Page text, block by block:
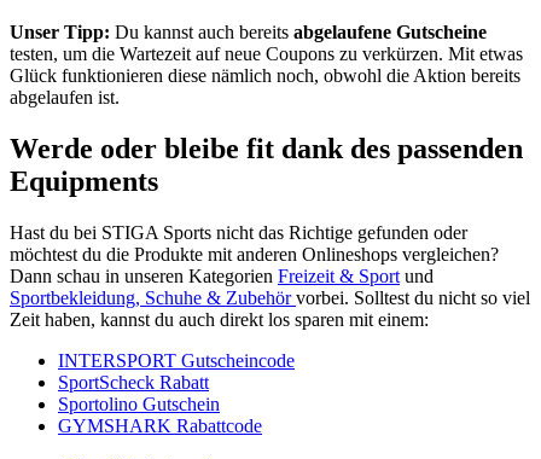
Unser Tipp: Du kannst auch bereits abgelaufene Gutscheine
testen, um die Wartezeit auf neue Coupons zu verkürzen. Mit etwas
Glück funktionieren diese nämlich noch, obwohl die Aktion bereits
abgelaufen ist.
Werde oder bleibe fit dank des passenden
Equipments
Hast du bei STIGA Sports nicht das Richtige gefunden oder
möchtest du die Produkte mit anderen Onlineshops vergleichen?
Dann schau in unseren Kategorien Freizeit & Sport und
Sportbekleidung, Schuhe & Zubehörvorbei. Solltest du nicht so viel
Zeit haben, kannst du auch direkt los sparen mit einem:
INTERSPORT Gutscheincode
SportScheck Rabatt
Sportolino Gutschein
GYMSHARK Rabattcode